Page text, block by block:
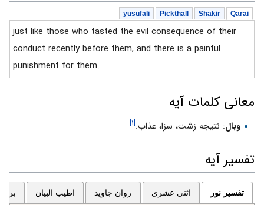
Qarai
Shakir
Pickthall
yusufali
just like those who tasted the evil consequence of their
conduct recently before them, and there is a painful
punishment for them.
معانی کلمات آیه
وبال: نتيجه زشت، سزا، عذاب.[۱]
تفسیر آیه
تفسیر نور اثنی عشری روان جاوید اطیب البیان